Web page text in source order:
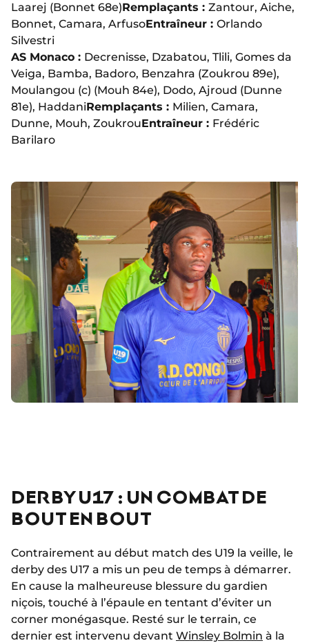
Laarej (Bonnet 68e)Remplaçants : Zantour, Aiche,
Bonnet, Camara, ArfusoEntraîneur : Orlando
Silvestri
AS Monaco : Decrenisse, Dzabatou, Tlili, Gomes da
Veiga, Bamba, Badoro, Benzahra (Zoukrou 89e),
Moulangou (c) (Mouh 84e), Dodo, Ajroud (Dunne
81e), HaddaniRemplaçants : Milien, Camara,
Dunne, Mouh, ZoukrouEntraîneur : Frédéric
Barilaro
DERBY U17 : UN COMBAT DE
BOUT EN BOUT
Contrairement au début match des U19 la veille, le
derby des U17 a mis un peu de temps à démarrer.
En cause la malheureuse blessure du gardien
niçois, touché à l’épaule en tentant d’éviter un
corner monégasque. Resté sur le terrain, ce
dernier est intervenu devant Winsley Bolmin à la